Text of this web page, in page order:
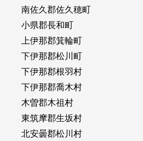
南佐久郡佐久穂町
小県郡長和町
上伊那郡箕輪町
下伊那郡松川町
下伊那郡根羽村
下伊那郡喬木村
木曽郡木祖村
東筑摩郡生坂村
北安曇郡松川村